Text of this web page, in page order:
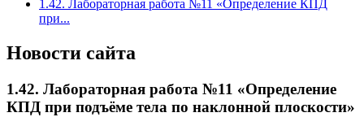
1.42. Лабораторная работа №11 «Определение КПД
при...
Новости сайта
1.42. Лабораторная работа №11 «Определение
КПД при подъёме тела по наклонной плоскости»